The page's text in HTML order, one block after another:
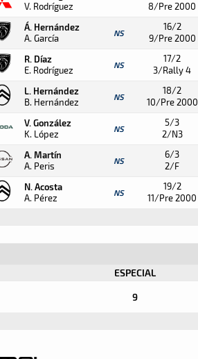
V. Rodríguez
8/Pre 2000
Á. Hernández
A. García NS
16/2
9/Pre 2000
R. Díaz
E. Rodríguez NS
17/2
3/Rally 4
L. Hernández
B. Hernández NS
18/2
10/Pre 2000
V. González
K. López NS
5/3
2/N3
A. Martín
A. Peris NS
6/3
2/F
N. Acosta
A. Pérez NS
19/2
11/Pre 2000
ESPECIAL
9